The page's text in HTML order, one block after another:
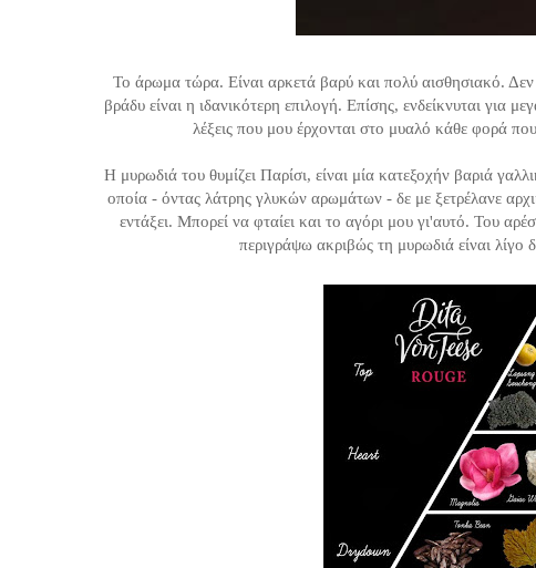
Το άρωμα τώρα. Είναι αρκετά βαρύ και πολύ αισθησιακό.
βράδυ είναι η ιδανικότερη επιλογή. Επίσης, ενδείκνυται για
λέξεις που μου έρχονται στο μυαλό κάθε φορά
Η μυρωδιά του θυμίζει Παρίσι, είναι μία κατεξοχήν βαριά
οποία - όντας λάτρης γλυκών αρωμάτων - δε με ξετρέλανε
εντάξει. Μπορεί να φταίει και το αγόρι μου γι'αυτό. Του
περιγράψω ακριβώς τη μυρωδιά είναι